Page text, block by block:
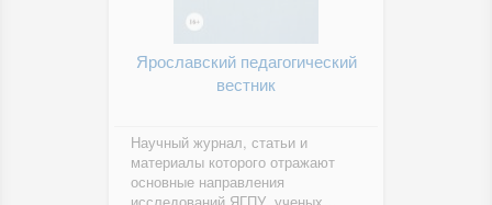
Ярославский педагогический
вестник
Научный журнал, статьи и
материалы которого отражают
основные направления